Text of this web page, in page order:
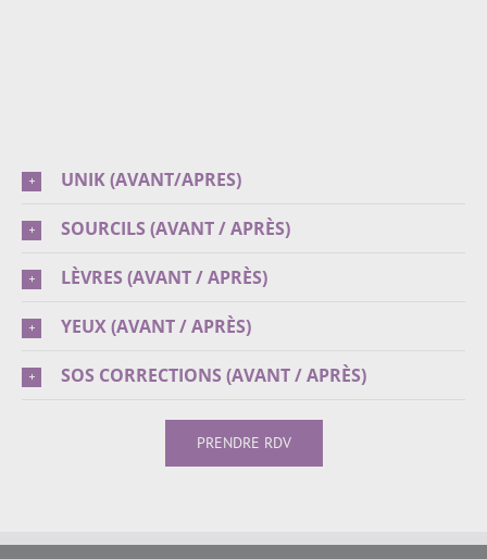
UNIK (AVANT/APRES)
SOURCILS (AVANT / APRÈS)
LÈVRES (AVANT / APRÈS)
YEUX (AVANT / APRÈS)
SOS CORRECTIONS (AVANT / APRÈS)
PRENDRE RDV